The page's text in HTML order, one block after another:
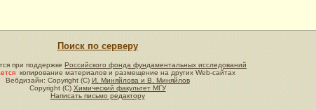
Поиск по серверу
при поддержке Российского фонда фундаментальных исследований
копирование материалов и размещение на других Web-сайтах
Вебдизайн: Copyright (C) И. Миняйлова и В. Миняйлов
Copyright (C) Химический факультет МГУ
Написать письмо редактору